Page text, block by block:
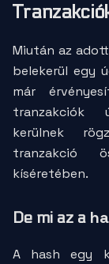
Miután az
belekerül egy
már
tranzakciók
kerülnek
tranzakció
kíséretében.
De mi az a
A hash egy